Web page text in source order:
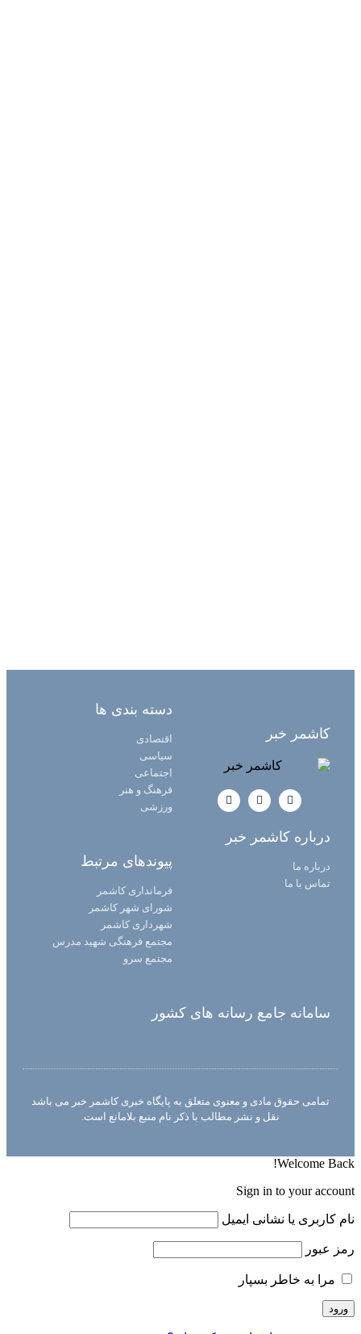
کاشمر خبر
دسته بندی ها
اقتصادی
سیاسی
اجتماعی
فرهنگ و هنر
ورزشی
درباره کاشمر خبر
درباره ما
تماس با ما
پیوندهای مرتبط
فرمانداری کاشمر
شورای شهر کاشمر
شهرداری کاشمر
مجتمع فرهنگی شهید مدرس
مجتمع سرو
سامانه جامع رسانه های کشور
تمامی حقوق مادی و معنوی متعلق به پایگاه خبری کاشمر خبر می باشد
نقل و نشر مطالب با ذکر نام منبع بلامانع است.
Welcome Back!
Sign in to your account
نام کاربری یا نشانی ایمیل
رمز عبور
مرا به خاطر بسپار